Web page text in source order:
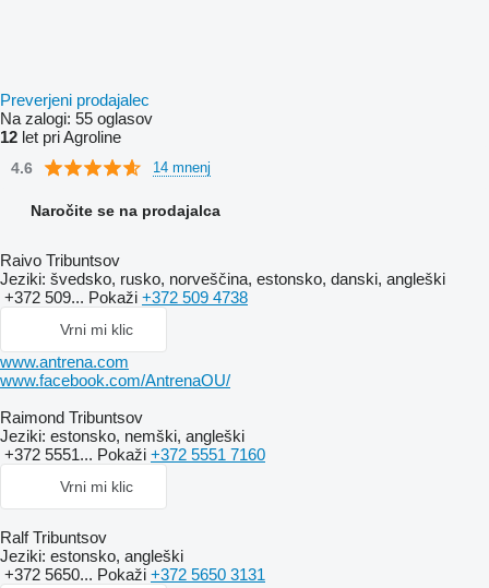
Preverjeni prodajalec
Na zalogi: 55 oglasov
12 let pri Agroline
4.6 14 mnenj
Naročite se na prodajalca
Raivo Tribuntsov
Jeziki: švedsko, rusko, norveščina, estonsko, danski, angleški
+372 509... Pokaži +372 509 4738
Vrni mi klic
www.antrena.com
www.facebook.com/AntrenaOU/
Raimond Tribuntsov
Jeziki: estonsko, nemški, angleški
+372 5551... Pokaži +372 5551 7160
Vrni mi klic
Ralf Tribuntsov
Jeziki: estonsko, angleški
+372 5650... Pokaži +372 5650 3131